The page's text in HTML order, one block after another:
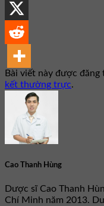
Bài viết này được đăng
kết thường trực.
Cao Thanh Hùng
Dược sĩ Cao Thanh
Chí Minh năm 2013.